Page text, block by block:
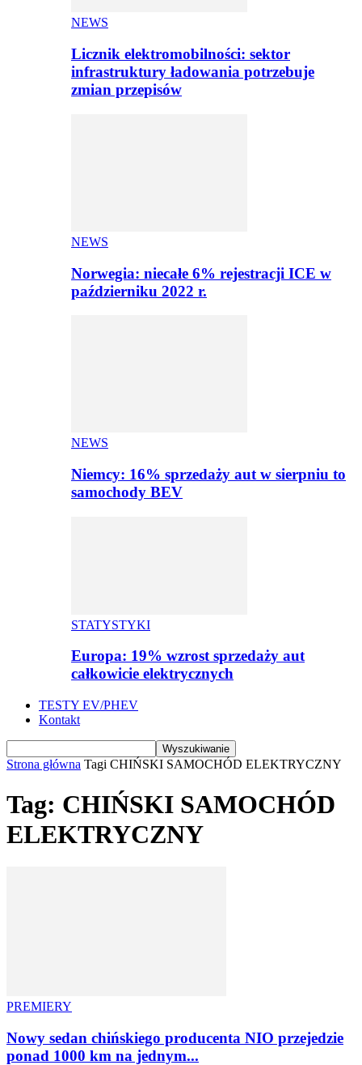
NEWS
Licznik elektromobilności: sektor
infrastruktury ładowania potrzebuje
zmian przepisów
NEWS
Norwegia: niecałe 6% rejestracji ICE w
październiku 2022 r.
NEWS
Niemcy: 16% sprzedaży aut w sierpniu to
samochody BEV
STATYSTYKI
Europa: 19% wzrost sprzedaży aut
całkowicie elektrycznych
TESTY EV/PHEV
Kontakt
Strona główna Tagi CHIŃSKI SAMOCHÓD ELEKTRYCZNY
Tag: CHIŃSKI SAMOCHÓD
ELEKTRYCZNY
PREMIERY
Nowy sedan chińskiego producenta NIO przejedzie
ponad 1000 km na jednym...